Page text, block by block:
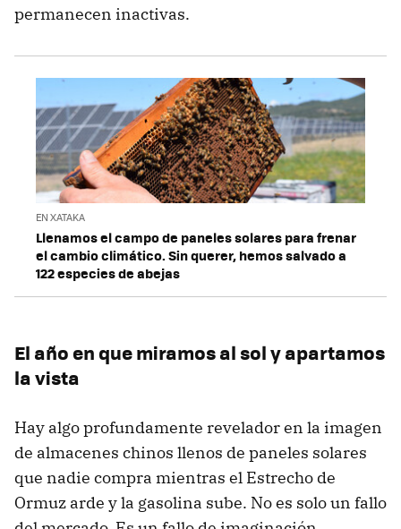
permanecen inactivas.
EN XATAKA
Llenamos el campo de paneles solares para frenar
el cambio climático. Sin querer, hemos salvado a
122 especies de abejas
El año en que miramos al sol y apartamos
la vista
Hay algo profundamente revelador en la imagen
de almacenes chinos llenos de paneles solares
que nadie compra mientras el Estrecho de
Ormuz arde y la gasolina sube. No es solo un fallo